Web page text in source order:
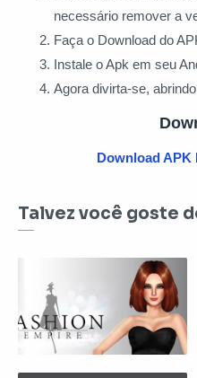
necessário remover a
Faça o Download do
Instale o Apk em seu
Agora divirta-se,
Download APK
Talvez você goste